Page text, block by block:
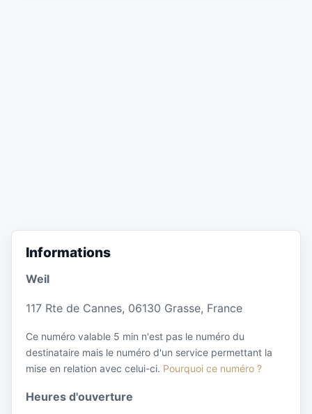
Informations
Weil
117 Rte de Cannes, 06130 Grasse, France
Ce numéro valable 5 min n'est pas le numéro du
destinataire mais le numéro d'un service permettant la
mise en relation avec celui-ci. Pourquoi ce numéro ?
Heures d'ouverture